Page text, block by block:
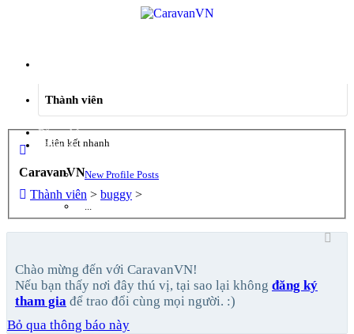
Thành viên
Liên kết nhanh
New Profile Posts
Đăng nhập
Đăng ký
CaravanVN
Thành viên > buggy >
Chào mừng đến với CaravanVN!
Nếu bạn thấy nơi đây thú vị, tại sao lại không đăng ký
tham gia để trao đổi cùng mọi người. :)
Bỏ qua thông báo này